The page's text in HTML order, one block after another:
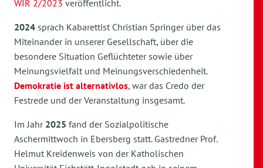
WIR 2/2023 veröffentlicht.
2024 sprach Kabarettist Christian Springer über das
Miteinander in unserer Gesellschaft, über die
besondere Situation Geflüchteter sowie über
Meinungsvielfalt und Meinungsverschiedenheit.
Demokratie ist alternativlos, war das Credo der
Festrede und der Veranstaltung insgesamt.
Im Jahr 2025 fand der Sozialpolitische
Aschermittwoch in Ebersberg statt. Gastredner Prof.
Helmut Kreidenweis von der Katholischen